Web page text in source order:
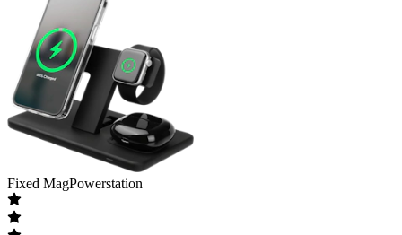
Fixed MagPowerstation